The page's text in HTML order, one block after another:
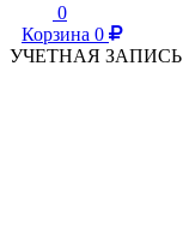
0
Корзина 0
УЧЕТНАЯ ЗАПИСЬ